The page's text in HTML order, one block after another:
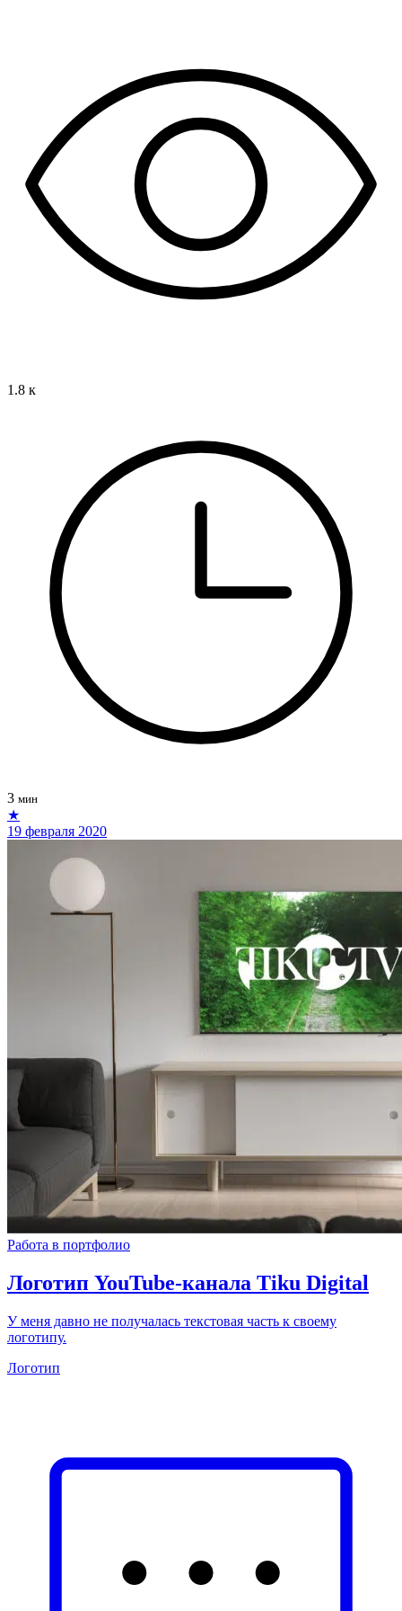
1.8 к
3 мин
★
19 февраля 2020
Работа в портфолио
Логотип YouTube‑канала Tiku Digital
У меня давно не получалась текстовая часть к своему
логотипу.
Логотип